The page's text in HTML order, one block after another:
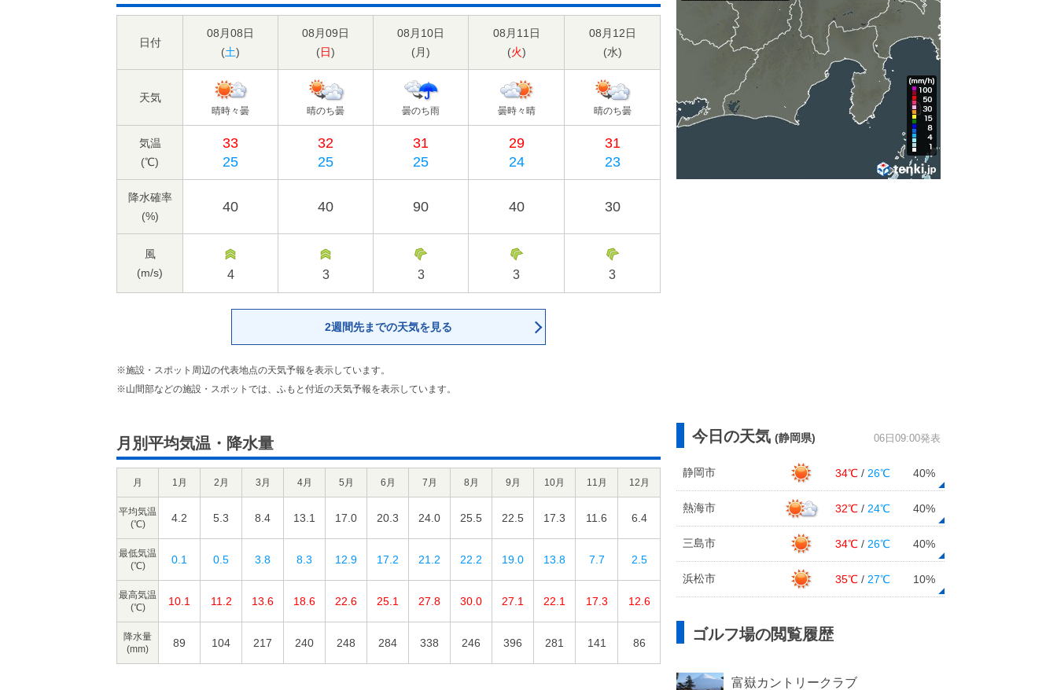
日付
08月08日
(土)
08月09日
(日)
08月10日
(月)
08月11日
(火)
08月12日
(水)
天気
晴時々曇 晴のち曇 曇のち雨 曇時々晴 晴のち曇
気温
(℃)
33
25
32
25
31
25
29
24
31
23
降水確率
(%)
40 40 90 40 30
風
(m/s)
4 3 3 3 3
2週間先までの天気を見る
※施設・スポット周辺の代表地点の天気予報を表示しています。
※山間部などの施設・スポットでは、ふもと付近の天気予報を表示しています。
月別平均気温・降水量
月 1月 2月 3月 4月 5月 6月 7月 8月 9月 10月 11月 12月
平均気温
(℃)
4.2 5.3 8.4 13.1 17.0 20.3 24.0 25.5 22.5 17.3 11.6 6.4
最低気温
(℃)
0.1 0.5 3.8 8.3 12.9 17.2 21.2 22.2 19.0 13.8 7.7 2.5
最高気温
(℃)
10.1 11.2 13.6 18.6 22.6 25.1 27.8 30.0 27.1 22.1 17.3 12.6
降水量
(mm)
89 104 217 240 248 284 338 246 396 281 141 86
今日の天気 (静岡県) 06日09:00発表
静岡市 34℃ / 26℃ 40%
熱海市 32℃ / 24℃ 40%
三島市 34℃ / 26℃ 40%
浜松市 35℃ / 27℃ 10%
ゴルフ場の閲覧履歴
富嶽カントリークラブ